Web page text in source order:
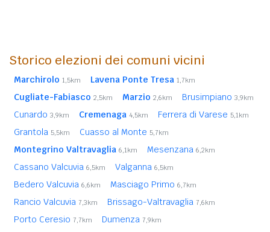
Storico elezioni dei comuni vicini
Marchirolo 1,5km Lavena Ponte Tresa 1,7km
Cugliate-Fabiasco 2,5km Marzio 2,6km Brusimpiano 3,9km
Cunardo 3,9km Cremenaga 4,5km Ferrera di Varese 5,1km
Grantola 5,5km Cuasso al Monte 5,7km
Montegrino Valtravaglia 6,1km Mesenzana 6,2km
Cassano Valcuvia 6,5km Valganna 6,5km
Bedero Valcuvia 6,6km Masciago Primo 6,7km
Rancio Valcuvia 7,3km Brissago-Valtravaglia 7,6km
Porto Ceresio 7,7km Dumenza 7,9km